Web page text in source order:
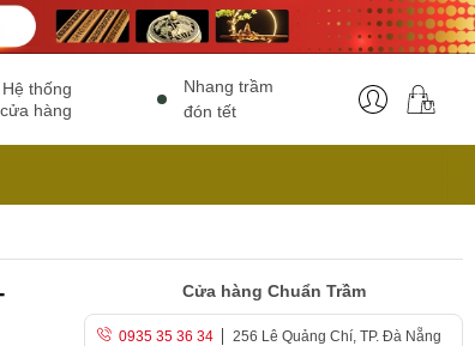
Hệ thống
cửa hàng
Nhang trầm
đón tết
Cửa hàng Chuẩn Trầm
0935 35 36 34 256 Lê Quảng Chí, TP. Đà Nẵng